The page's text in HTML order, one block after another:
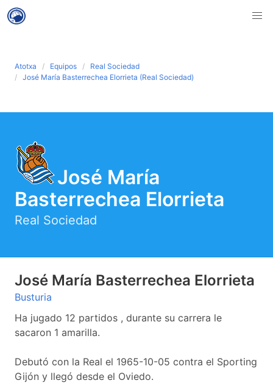
Atotxa Equipos
Real Sociedad
José María Basterrechea Elorrieta (Real Sociedad)
José María
Basterrechea Elorrieta
Real Sociedad
José María Basterrechea Elorrieta
Busturia
Ha jugado 12 partidos , durante su carrera le
sacaron 1 amarilla.
Debutó con la Real el 1965-10-05 contra el Sporting
Gijón y llegó desde el Oviedo.